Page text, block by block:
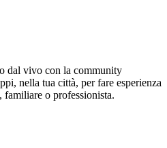
dal vivo con la community
nella tua città, per fare esperienza
o professionista.